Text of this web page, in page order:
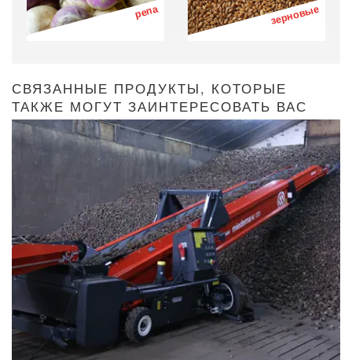
репа зерновые
СВЯЗАННЫЕ ПРОДУКТЫ, КОТОРЫЕ
ТАКЖЕ МОГУТ ЗАИНТЕРЕСОВАТЬ ВАС